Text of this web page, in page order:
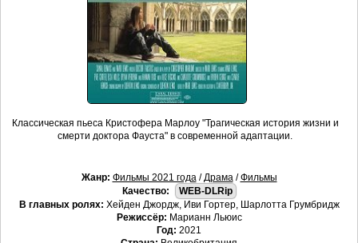
Классическая пьеса Кристофера Марлоу "Трагическая история жизни и
смерти доктора Фауста" в современной адаптации.
Жанр: Фильмы 2021 года/Драма/Фильмы
Качество:
WEB-DLRip
В главных ролях: Хейден Джордж, Иви Гортер, Шарлотта Грумбридж
Режиссёр: Марианн Льюис
Год: 2021